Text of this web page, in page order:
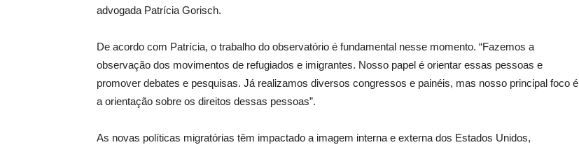
advogada Patrícia Gorisch.
De acordo com Patrícia, o trabalho do observatório é fundamental nesse momento. “Fazemos a
observação dos movimentos de refugiados e imigrantes. Nosso papel é orientar essas pessoas e
promover debates e pesquisas. Já realizamos diversos congressos e painéis, mas nosso principal foco é
a orientação sobre os direitos dessas pessoas”.
As novas políticas migratórias têm impactado a imagem interna e externa dos Estados Unidos,